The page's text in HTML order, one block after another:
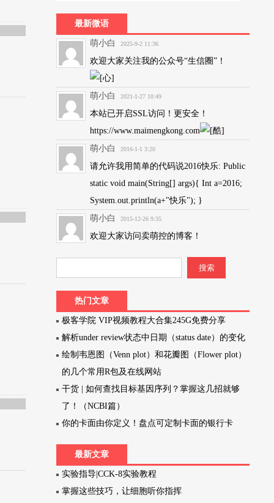
最新微语
萌小白 2025-9-2 11:36
欢迎大家关注我的公众号“生信圈”！
萌小白 2021-1-27 10:49
本站已开启SSL访问！更安全！
https://www.maimengkong.com
萌小白
2016-1-1 3:20
请允许我用简单的代码说2016快乐: Public
static void main(String[] args){ Int a=2016;
System.out.println(a+"快乐"); }
萌小白
2015-12-26 9:35
欢迎大家访问卖萌控的博客！
热门文章
极客学院 VIP视频教程大合集245G免费分享
解析under review状态中日期（status date）的变化
绘制韦恩图（Venn plot）和花瓣图（Flower plot）
的几个常用R包及在线网站
干货 | 如何查找目标基因序列？掌握这几招就够
了！（NCBI篇）
你的卡面由你定义！盘点可定制卡面的银行卡
最新文章
实验指导|CCK-8实验教程
掌握这些技巧，让细胞听你指挥